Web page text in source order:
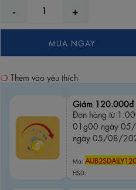
MUA NGAY
Thêm vào yêu thích
Giảm 120.000đ
Đơn hàng từ
01g00 ngày
ngày 05/08/
Mã:
HSD: